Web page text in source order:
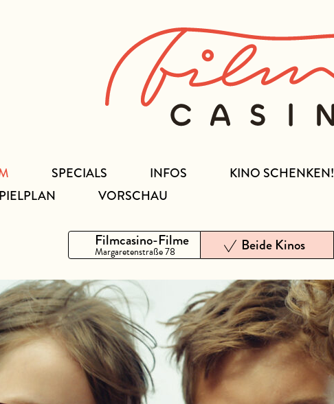
VORSCHAU
SPECIALS INFOS KINO SCHENKEN!
Filmcasino-Filme
Margaretenstraße 78 Beide Kinos